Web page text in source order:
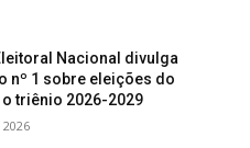
Nacional divulga
nº 1 sobre eleições do
o triênio 2026-2029